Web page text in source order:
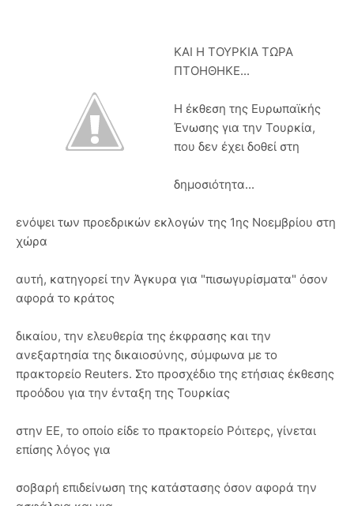
ΚΑΙ Η ΤΟΥΡΚΙΑ ΤΩΡΑ
ΠΤΟΗΘΗΚΕ...
Η έκθεση της Ευρωπαϊκής
Ένωσης για την Τουρκία,
που δεν έχει δοθεί στη
δημοσιότητα...
ενόψει των προεδρικών εκλογών της 1ης Νοεμβρίου στη
χώρα
αυτή, κατηγορεί την Άγκυρα για "πισωγυρίσματα" όσον
αφορά το κράτος
δικαίου, την ελευθερία της έκφρασης και την
ανεξαρτησία της δικαιοσύνης, σύμφωνα με το
πρακτορείο Reuters. Στο προσχέδιο της ετήσιας έκθεσης
προόδου για την ένταξη της Τουρκίας
στην ΕΕ, το οποίο είδε το πρακτορείο Ρόιτερς, γίνεται
επίσης λόγος για
σοβαρή επιδείνωση της κατάστασης όσον αφορά την